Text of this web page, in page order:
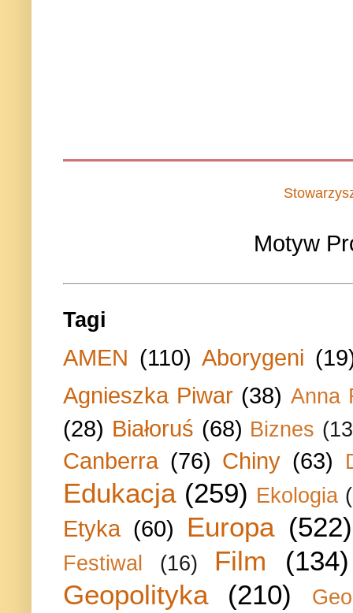
Motyw
Tagi
AMEN (110) Aborygeni
Agnieszka Piwar (38) Anna
(28) Białoruś (68) Biznes
Canberra (76) Chiny (63)
Edukacja (259) Ekologia
Etyka (60) Europa (522)
Festiwal (16) Film
(134)
Geopolityka
(210)